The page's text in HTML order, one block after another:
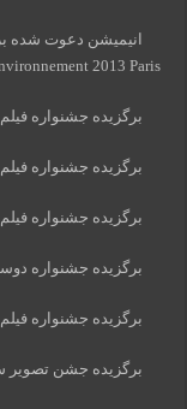
2013 Paris
برگزیده جشنواره
برگزیده جشنواره
برگزیده جشنواره
برگزیده جشنواره
برگزیده جشنواره
برگزیده جشن تصویر